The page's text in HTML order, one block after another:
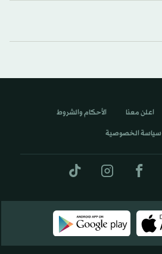
اعلن معنا الأحكام والشروط
سياسة الخصوصية